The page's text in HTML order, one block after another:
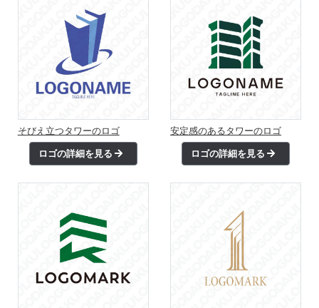
そびえ立つタワーのロゴ
ロゴの詳細を見る
安定感のあるタワーのロゴ
ロゴの詳細を見る